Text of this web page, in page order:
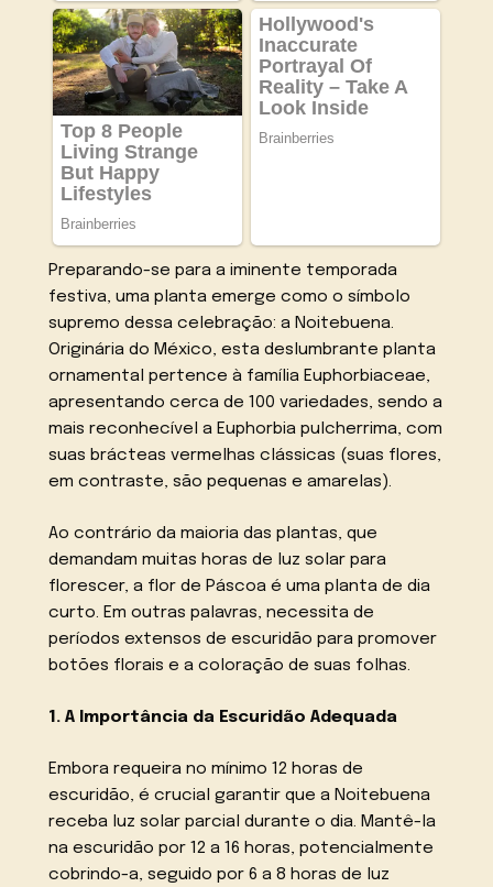
Preparando-se para a iminente temporada
festiva, uma planta emerge como o símbolo
supremo dessa celebração: a Noitebuena.
Originária do México, esta deslumbrante planta
ornamental pertence à família Euphorbiaceae,
apresentando cerca de 100 variedades, sendo a
mais reconhecível a Euphorbia pulcherrima, com
suas brácteas vermelhas clássicas (suas flores,
em contraste, são pequenas e amarelas).
Ao contrário da maioria das plantas, que
demandam muitas horas de luz solar para
florescer, a flor de Páscoa é uma planta de dia
curto. Em outras palavras, necessita de
períodos extensos de escuridão para promover
botões florais e a coloração de suas folhas.
1. A Importância da Escuridão Adequada
Embora requeira no mínimo 12 horas de
escuridão, é crucial garantir que a Noitebuena
receba luz solar parcial durante o dia. Mantê-la
na escuridão por 12 a 16 horas, potencialmente
cobrindo-a, seguido por 6 a 8 horas de luz